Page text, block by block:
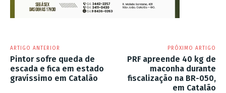
ARTIGO ANTERIOR
Pintor sofre queda de
escada e fica em estado
gravíssimo em Catalão
PRÓXIMO ARTIGO
PRF apreende 40 kg de
maconha durante
fiscalização na BR-050,
em Catalão